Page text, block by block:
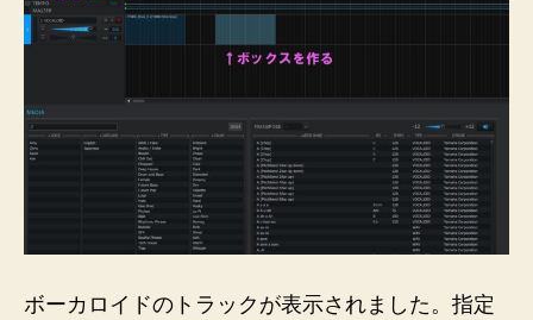
ボーカロイドのトラックが表示されました。指定